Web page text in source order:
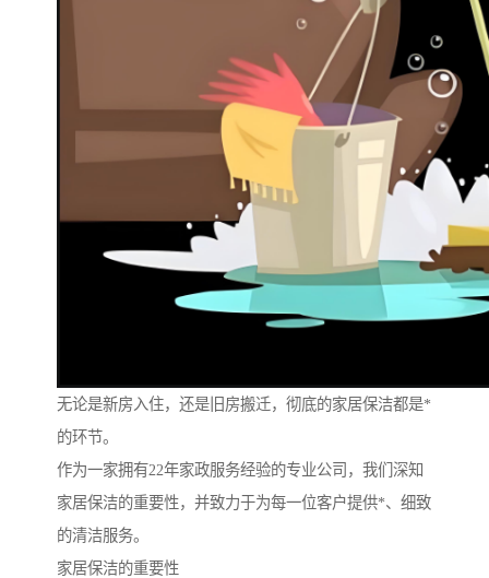
无论是新房入住，还是旧房搬迁，彻底的家居保洁都是*
的环节。
作为一家拥有22年家政服务经验的专业公司，我们深知
家居保洁的重要性，并致力于为每一位客户提供*、细致
的清洁服务。
家居保洁的重要性